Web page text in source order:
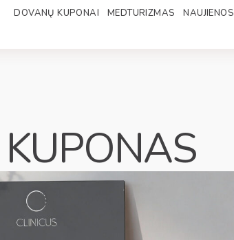
DOVANŲ KUPONAI MEDTURIZMAS NAUJIENOS